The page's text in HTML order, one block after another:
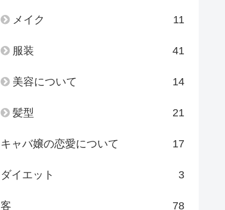
メイク 11
服装 41
美容について 14
髪型 21
キャバ嬢の恋愛について 17
ダイエット 3
客 78